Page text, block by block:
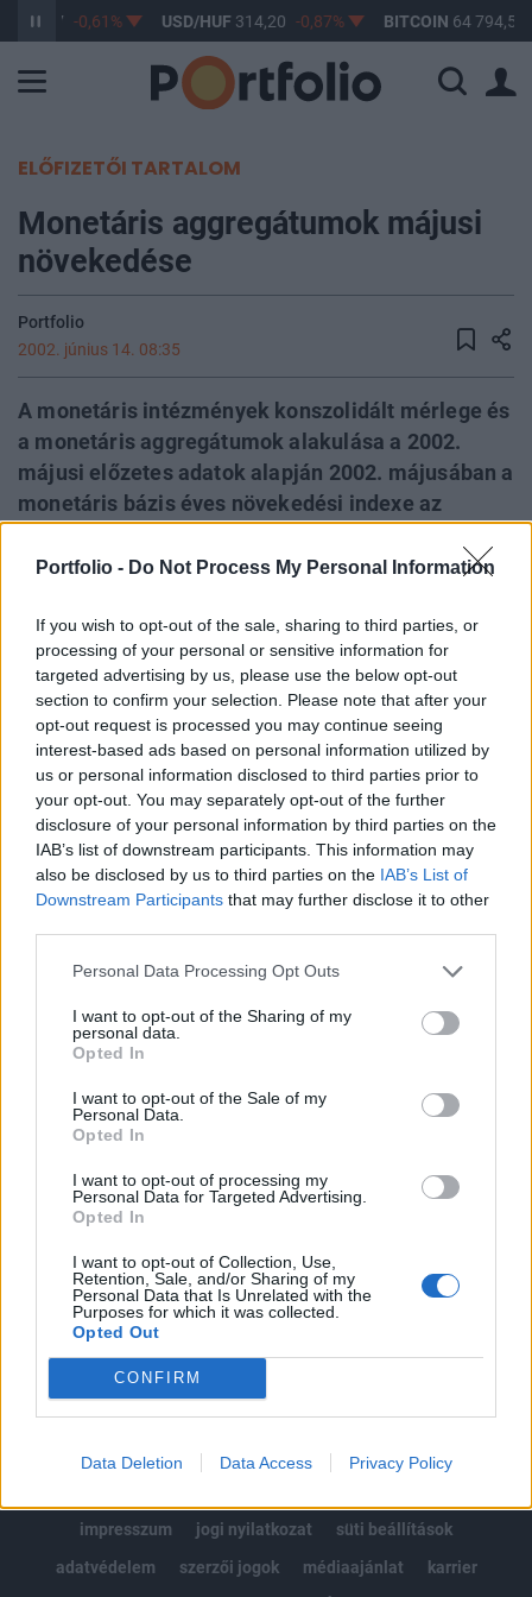
Portfolio - Do Not Process My Personal Information
If you wish to opt-out of the sale, sharing to third parties, or
processing of your personal or sensitive information for
targeted advertising by us, please use the below opt-out
section to confirm your selection. Please note that after your
opt-out request is processed you may continue seeing
interest-based ads based on personal information utilized by
us or personal information disclosed to third parties prior to
your opt-out. You may separately opt-out of the further
disclosure of your personal information by third parties on the
IAB’s list of downstream participants. This information may
also be disclosed by us to third parties on the IAB’s List of
Downstream Participants that may further disclose it to other
Personal Data Processing Opt Outs
I want to opt-out of the Sharing of my
personal data.
Opted In
I want to opt-out of the Sale of my
Personal Data.
Opted In
I want to opt-out of processing my
Personal Data for Targeted Advertising.
Opted In
I want to opt-out of Collection, Use,
Retention, Sale, and/or Sharing of my
Personal Data that Is Unrelated with the
Purposes for which it was collected.
Opted Out
CONFIRM
Data Deletion Data Access Privacy Policy
363,17 -0,61% USD/HUF 314,20 -0,87% BITCOIN 64 794,50
ELŐFIZETŐI TARTALOM
Monetáris aggregátumok májusi
növekedése
Portfolio
2002. június 14. 08:35
A monetáris intézmények konszolidált mérlege és
a monetáris aggregátumok alakulása a 2002.
májusi előzetes adatok alapján 2002. májusában a
monetáris bázis éves növekedési indexe az
éves szinten az aggregátum 18.7%-kal növekedett
A monetáris intézményeken kívüli készpénzt és a látra
szóló forintbetéteket tartalmazó M1 aggregátum éves
növekedési üteme az előző havi értékéhez képest 1.5
százalékponttal emelkedett, az aggregátum hó végi
állománya egy év alatt 20.6%-kal nőtt. Az M1
komponensein túl a devizabetéteket és a lekötött
forintbetéteket is magában foglaló M2 monetáris
aggregátum...
A keresett cikk a portfolio.hu hírarchívumához
regisztrációhoz kötött.
Portfolio.hu teljes cikkarchívum
Kötéslisták: BÉT elmúlt 2 év napon belüli
MÁR ELŐFIZETŐNK VAGY?BEJELENTKEZÉS
impresszum
jogi nyilatkozat
süti beállítások
adatvédelem
szerzői jogok médiaajánlat
karrier